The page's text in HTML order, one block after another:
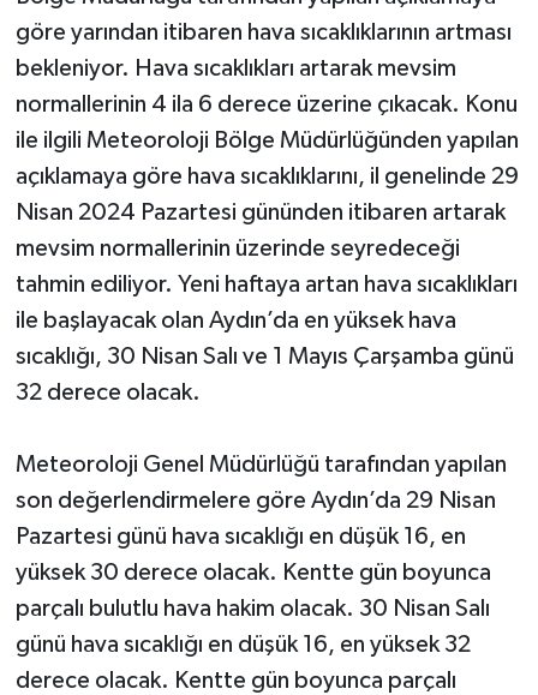
göre yarından itibaren hava sıcaklıklarının artması
bekleniyor. Hava sıcaklıkları artarak mevsim
normallerinin 4 ila 6 derece üzerine çıkacak. Konu
ile ilgili Meteoroloji Bölge Müdürlüğünden yapılan
açıklamaya göre hava sıcaklıklarını, il genelinde 29
Nisan 2024 Pazartesi gününden itibaren artarak
mevsim normallerinin üzerinde seyredeceği
tahmin ediliyor. Yeni haftaya artan hava sıcaklıkları
ile başlayacak olan Aydın’da en yüksek hava
sıcaklığı, 30 Nisan Salı ve 1 Mayıs Çarşamba günü
32 derece olacak.
Meteoroloji Genel Müdürlüğü tarafından yapılan
son değerlendirmelere göre Aydın’da 29 Nisan
Pazartesi günü hava sıcaklığı en düşük 16, en
yüksek 30 derece olacak. Kentte gün boyunca
parçalı bulutlu hava hakim olacak. 30 Nisan Salı
günü hava sıcaklığı en düşük 16, en yüksek 32
derece olacak. Kentte gün boyunca parçalı